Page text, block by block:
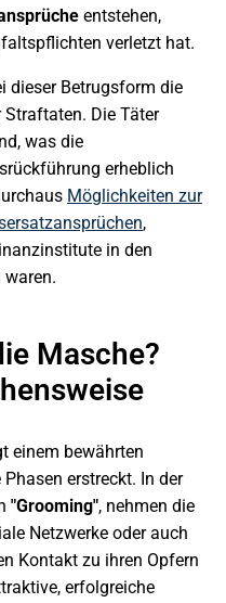
entstehen,
verletzt hat.
dieser Betrugsform die
Die Täter
was die
erheblich
Möglichkeiten zur
,
in den
Masche?
einem bewährten
erstreckt. In der
"Grooming", nehmen die
Netzwerke oder auch
Kontakt zu ihren Opfern
erfolgreiche